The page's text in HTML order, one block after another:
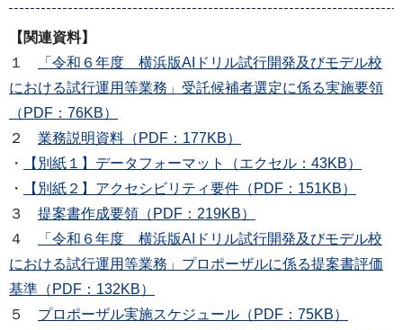
【関連資料】
１
「令和６年度 横浜版AIドリル試行開発及びモデル校
における試行運用等業務」受託候補者選定に係る実施要領
（PDF：76KB）
２ 業務説明資料（PDF：177KB）
・
【別紙１】データフォーマット（エクセル：43KB）
・
【別紙２】アクセシビリティ要件（PDF：151KB）
３ 提案書作成要領（PDF：219KB）
４
「令和６年度 横浜版AIドリル試行開発及びモデル校
における試行運用等業務」プロポーザルに係る提案書評価
基準（PDF：132KB）
５ プロポーザル実施スケジュール（PDF：75KB）